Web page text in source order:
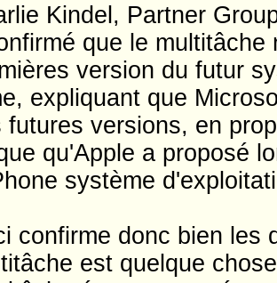
Kindel, Partner
que le
version du futur
expliquant que
futures versions, en
qu'Apple a proposé
système
confirme donc bien les
est quelque